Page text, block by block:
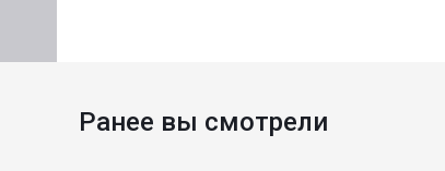
Ранее вы смотрели